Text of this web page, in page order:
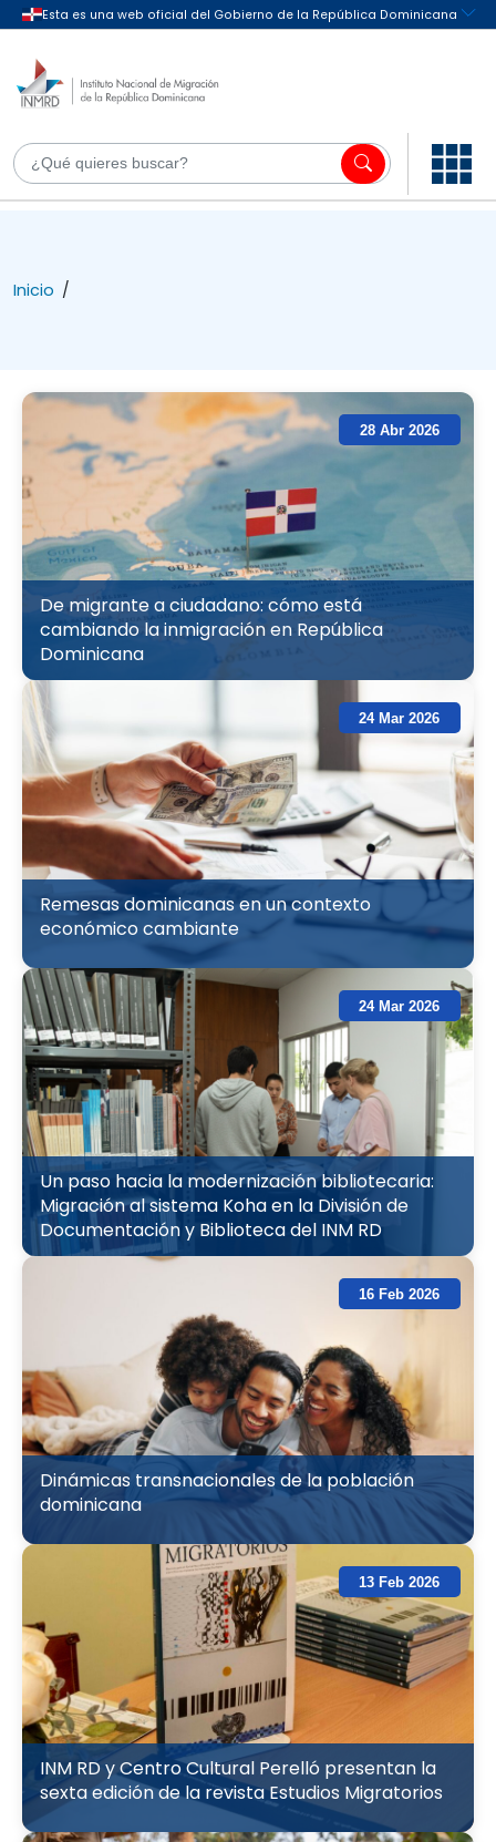
Inicio /
28 Abr 2026
De migrante a ciudadano: cómo está
cambiando la inmigración en República
Dominicana
24 Mar 2026
Remesas dominicanas en un contexto
económico cambiante
24 Mar 2026
Un paso hacia la modernización bibliotecaria:
Migración al sistema Koha en la División de
Documentación y Biblioteca del INM RD
16 Feb 2026
Dinámicas transnacionales de la población
dominicana
13 Feb 2026
INM RD y Centro Cultural Perelló presentan la
sexta edición de la revista Estudios Migratorios